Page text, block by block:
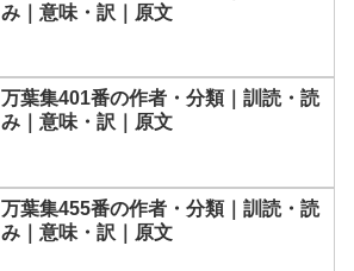
み｜意味・訳｜原文
万葉集401番の作者・分類｜訓読・読
み｜意味・訳｜原文
万葉集455番の作者・分類｜訓読・読
み｜意味・訳｜原文